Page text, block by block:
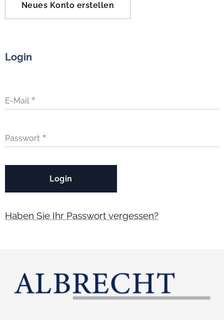
Neues Konto erstellen
Login
E-Mail
Passwort
Login
Haben Sie Ihr Passwort vergessen?